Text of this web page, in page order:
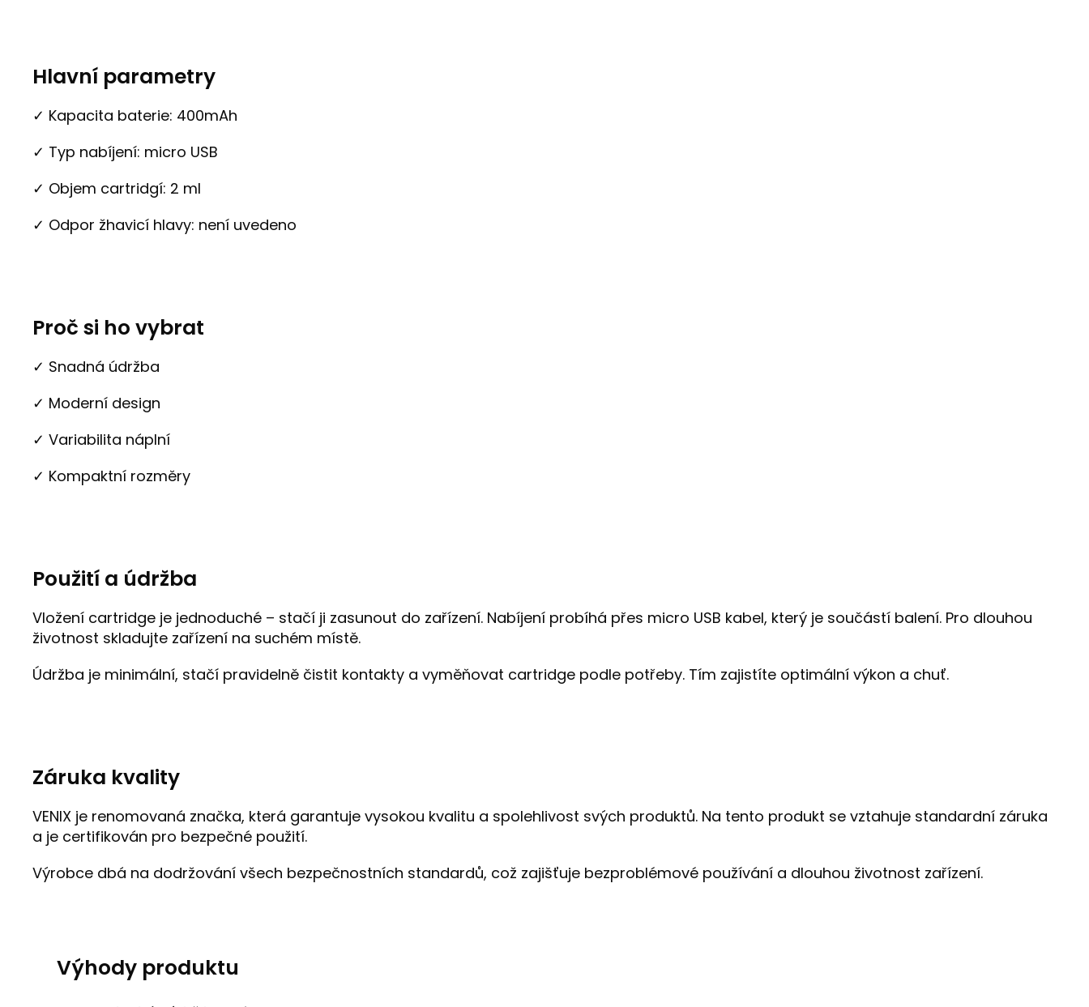
Hlavní parametry
✓ Kapacita baterie: 400mAh
✓ Typ nabíjení: micro USB
✓ Objem cartridgí: 2 ml
✓ Odpor žhavicí hlavy: není uvedeno
Proč si ho vybrat
✓ Snadná údržba
✓ Moderní design
✓ Variabilita náplní
✓ Kompaktní rozměry
Použití a údržba
Vložení cartridge je jednoduché – stačí ji zasunout do zařízení. Nabíjení probíhá přes micro USB kabel, který je součástí balení. Pro dlouhou
životnost skladujte zařízení na suchém místě.
Údržba je minimální, stačí pravidelně čistit kontakty a vyměňovat cartridge podle potřeby. Tím zajistíte optimální výkon a chuť.
Záruka kvality
VENIX je renomovaná značka, která garantuje vysokou kvalitu a spolehlivost svých produktů. Na tento produkt se vztahuje standardní záruka
a je certifikován pro bezpečné použití.
Výrobce dbá na dodržování všech bezpečnostních standardů, což zajišťuje bezproblémové používání a dlouhou životnost zařízení.
Výhody produktu